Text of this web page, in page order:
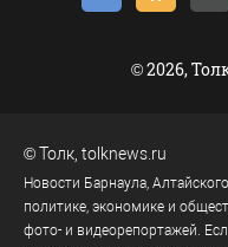
© 2026,
©Толк tolknews.ru
Новости Барнаула,
политике, экономике и
фото- и видеорепортажей.